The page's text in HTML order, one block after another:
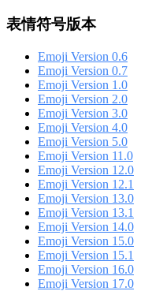
表情符号版本
Emoji Version 0.6
Emoji Version 0.7
Emoji Version 1.0
Emoji Version 2.0
Emoji Version 3.0
Emoji Version 4.0
Emoji Version 5.0
Emoji Version 11.0
Emoji Version 12.0
Emoji Version 12.1
Emoji Version 13.0
Emoji Version 13.1
Emoji Version 14.0
Emoji Version 15.0
Emoji Version 15.1
Emoji Version 16.0
Emoji Version 17.0